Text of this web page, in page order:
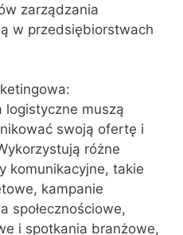
zarządzania
w przedsiębiorstwach
logistyczne muszą
swoją ofertę i
różne
komunikacyjne, takie
kampanie
społecznościowe,
i spotkania branżowe,